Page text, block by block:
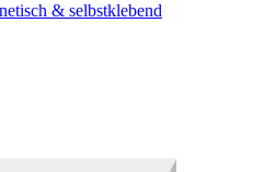
& selbstklebend